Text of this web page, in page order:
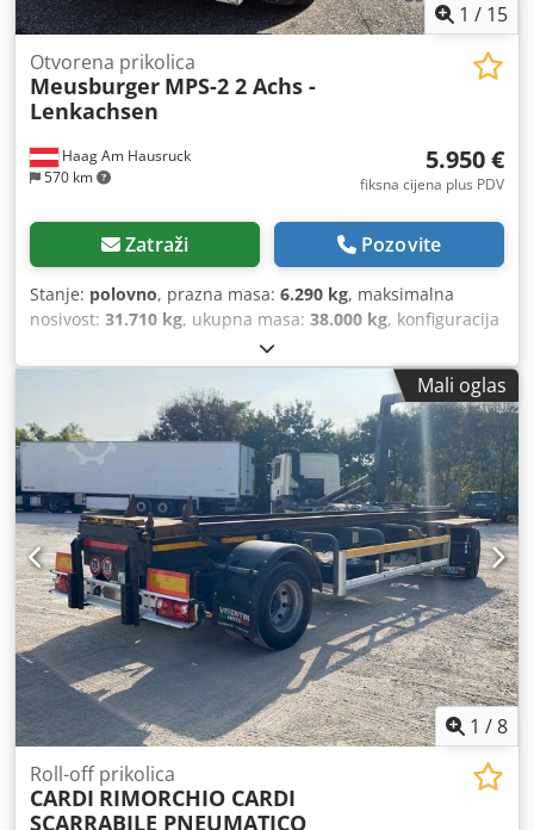
1 / 15
Haag Am Hausruck
570 km
Otvorena prikolica
Meusburger MPS-2 2 Achs -
Lenkachsen
5.950 €
fiksna cijena plus PDV
Zatraži Pozovite
Stanje: polovno, prazna masa: 6.290 kg, maksimalna
nosivost: 31.710 kg, ukupna masa: 38.000 kg, konfiguracija
, prva registracija:
međuosovinski razmak:1.810 mm, boja:siva, prijeđeni
, tip prijenosa: mehanički , Oprema:ABS,
Mali oglas
1 /8
Roll-off prikolica
CARDI RIMORCHIO CARDI
SCARRABILE PNEUMATICO